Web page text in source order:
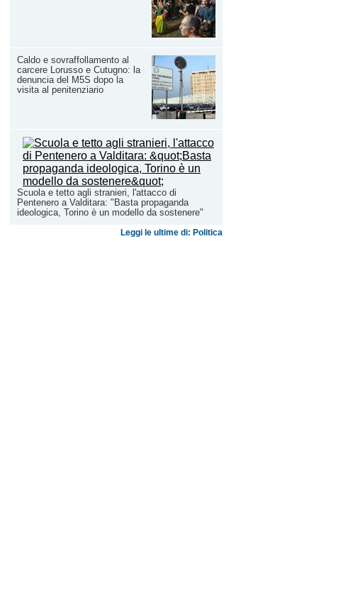
Caldo e sovraffollamento al
carcere Lorusso e Cutugno: la
denuncia del M5S dopo la
visita al penitenziario
Scuola e tetto agli stranieri, l'attacco di
Pentenero a Valditara: "Basta propaganda
ideologica, Torino è un modello da sostenere"
Leggi le ultime di: Politica